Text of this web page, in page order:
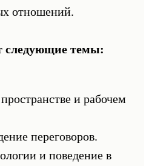
отношений.
следующие темы:
и рабочем
переговоров.
и поведение в